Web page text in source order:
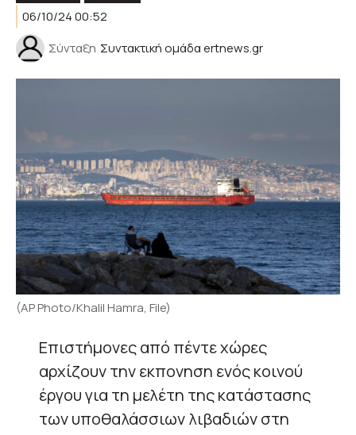
06/10/24 00:52
Σύνταξη Συντακτική ομάδα ertnews.gr
(AP Photo/Khalil Hamra, File)
Επιστήμονες από πέντε χώρες
αρχίζουν την εκπονηση ενός κοινού
έργου για τη μελέτη της κατάστασης
των υποθαλάσσιων λιβαδιών στη